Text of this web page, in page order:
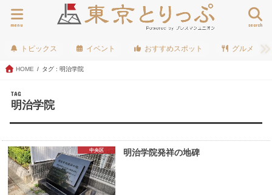
search
menu
トピックス イベント おすすめスポット グルメ
HOME タグ : 明治学院
TAG
明治学院
中央区 明治学院発祥の地碑